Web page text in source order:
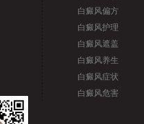
白癜风偏方
白癜风护理
白癜风遮盖
白癜风养生
白癜风症状
白癜风危害